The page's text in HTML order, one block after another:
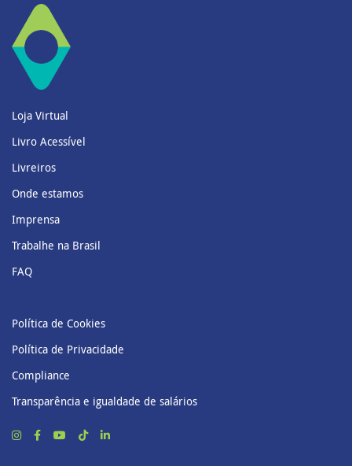
Loja Virtual
Livro Acessível
Livreiros
Onde estamos
Imprensa
Trabalhe na Brasil
FAQ
Política de Cookies
Política de Privacidade
Compliance
Transparência e igualdade de salários